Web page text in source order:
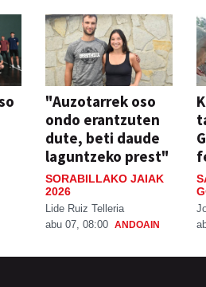
"Auzotarrek oso
ondo erantzuten
dute, beti daude
laguntzeko prest"
SORABILLAKO JAIAK
2026
Lide Ruiz Telleria
abu 07, 08:00 ANDOAIN